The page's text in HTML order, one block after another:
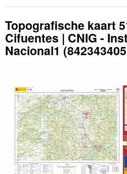
Topografische kaart
Cifuentes | CNIG -
Nacional1